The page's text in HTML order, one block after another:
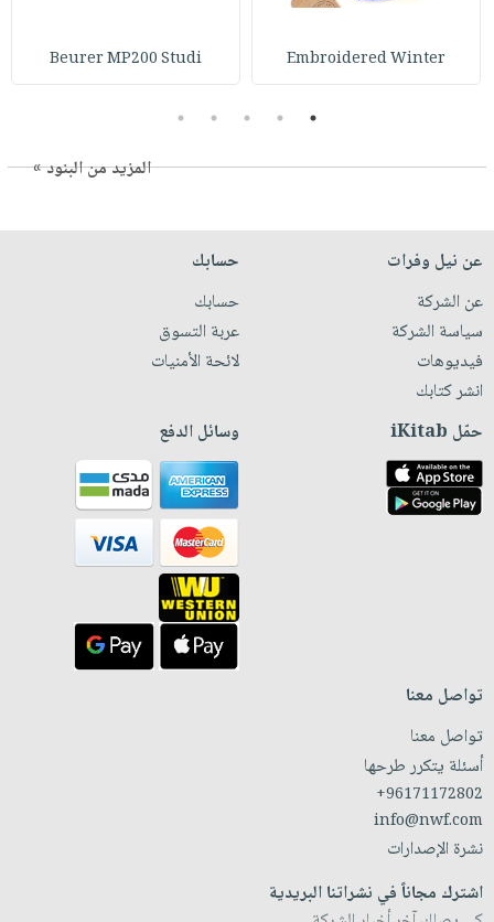
Embroidered Winter
Beurer MP200 Studi
1
2
3
4
5
المزيد من البنود »
عن نيل وفرات
عن الشركة
سياسة الشركة
فيديوهات
انشر كتابك
حسابك
حسابك
عربة التسوق
لائحة الأمنيات
حمّل iKitab وسائل الدفع
تواصل معنا
تواصل معنا
أسئلة يتكرر طرحها
+96171172802
info@nwf.com
نشرة الإصدارات
اشترك مجاناً في نشراتنا البريدية